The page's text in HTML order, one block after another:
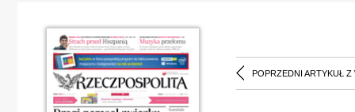
POPRZEDNI ARTYKUŁ Z